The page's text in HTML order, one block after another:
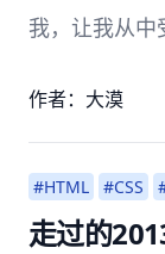
我，让我从中
作者：大漠
#HTML #CSS
走过的